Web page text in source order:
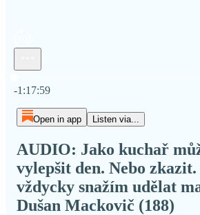
-1:17:59
Open in app Listen via...
AUDIO: Jako kuchař
vylepšit den. Nebo zkazit.
vždycky snažím udělat
Dušan Mackovič (188)